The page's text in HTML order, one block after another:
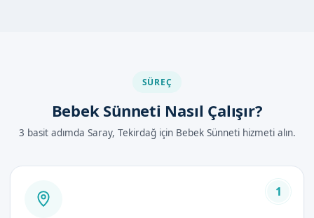
Tekirdağ Saray'de bebek sünneti, uzman doktorlarımız
yapılmaktadır. Bebek sünneti işlemi, yaklaşık 15-30 dakika
sürmektedir.
gerekli tüm önlemler alınmaktadır. Bebek sünneti之后,
bebeklerin iyileşme süreci de uzman doktorlarımız tarafından
takip edilmektedir.
SÜREÇ
Bebek Sünneti Nasıl Çalışır?
3 basit adımda Saray, Tekirdağ için Bebek Sünneti hizmeti alın.
1